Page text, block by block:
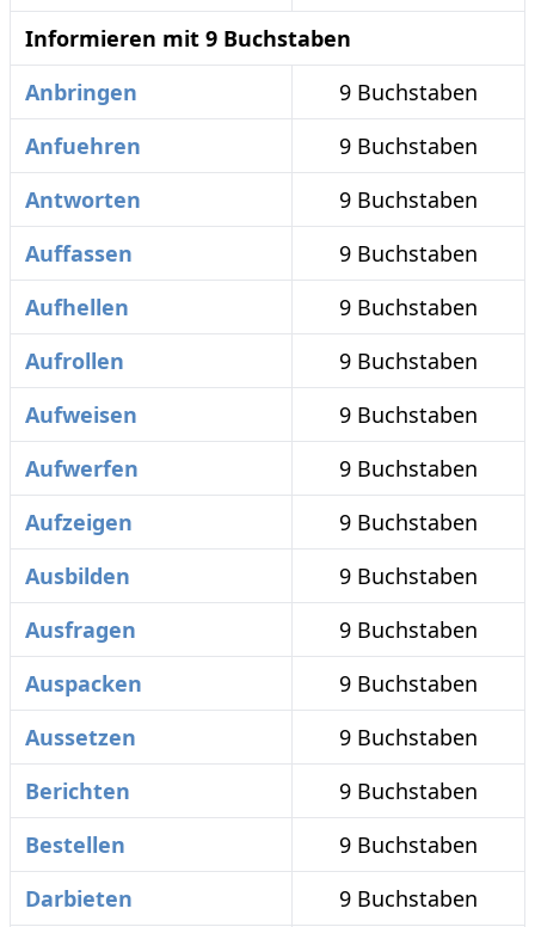
Informieren mit 9 Buchstaben
Anbringen
9 Buchstaben
Anfuehren
9 Buchstaben
Antworten
9 Buchstaben
Auffassen
9 Buchstaben
Aufhellen
9 Buchstaben
Aufrollen
9 Buchstaben
Aufweisen
9 Buchstaben
Aufwerfen
9 Buchstaben
Aufzeigen
9 Buchstaben
Ausbilden
9 Buchstaben
Ausfragen
9 Buchstaben
Auspacken
9 Buchstaben
Aussetzen
9 Buchstaben
Berichten
9 Buchstaben
Bestellen
9 Buchstaben
Darbieten
9 Buchstaben